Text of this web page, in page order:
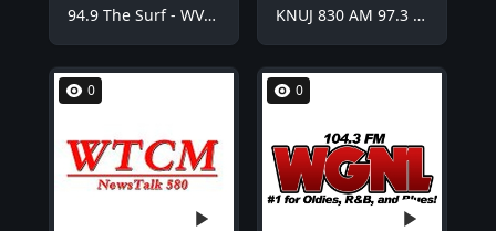
94.9 The Surf - WVCO KNUJ 830 AM 97.3 FM - KNUJ
0 0